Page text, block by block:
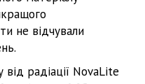
не відчували
радіації NovaLite